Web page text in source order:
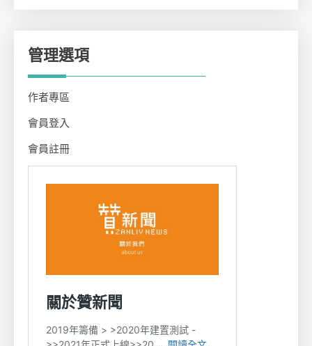
管理選項
作者專區
會員登入
會員註冊